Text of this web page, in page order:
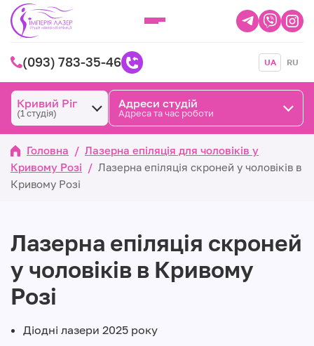
(093) 783-35-46 UA RU
Кривий Ріг
(1 студія)
Адреси студій
Адреса та час роботи
Головна / Лазерна епіляція для чоловіків у
Кривому Розі
/ Лазерна епіляція скроней у чоловіків в
Кривому Розі
Лазерна епіляція скроней
у чоловіків в Кривому
Розі
Діодні лазери 2025 року